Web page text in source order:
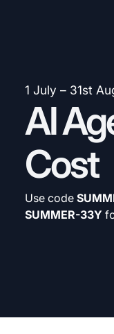
1 July – 31st
AI
Cost
Use code
SUMMER-33Y